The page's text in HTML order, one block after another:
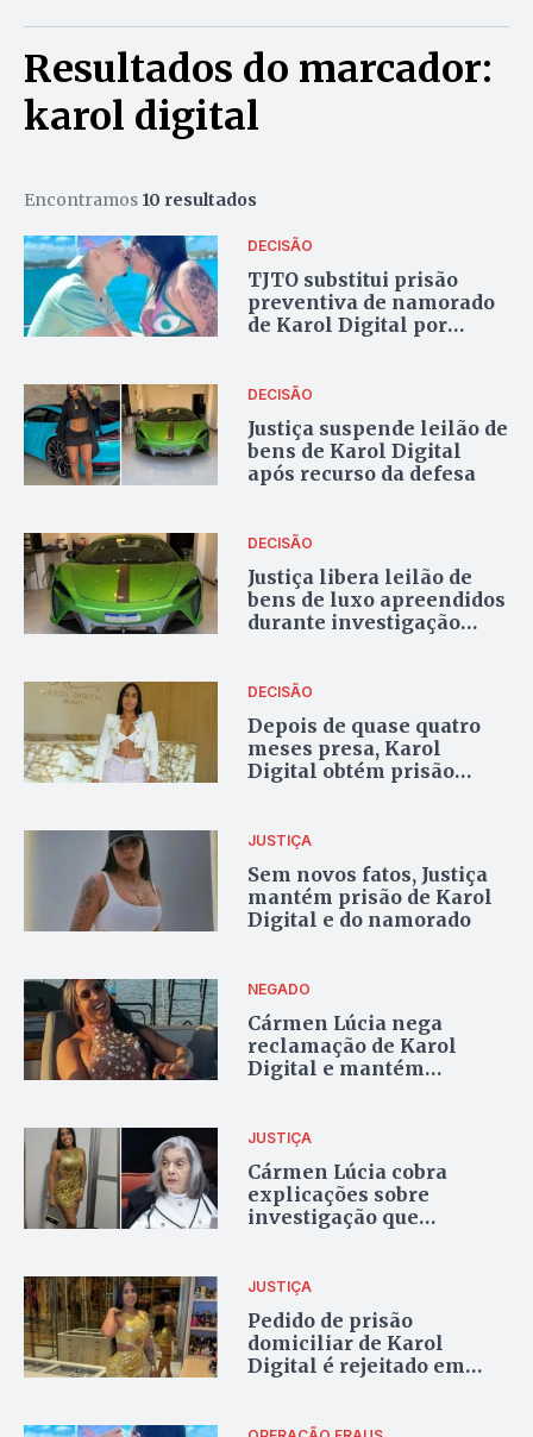
Resultados do marcador:
karol digital
Encontramos 10 resultados
DECISÃO
TJTO substitui prisão
preventiva de namorado
de Karol Digital por
DECISÃO
Justiça suspende leilão de
bens de Karol Digital
após recurso da defesa
DECISÃO
Justiça libera leilão de
bens de luxo apreendidos
durante investigação
DECISÃO
Depois de quase quatro
meses presa, Karol
Digital obtém prisão
JUSTIÇA
Sem novos fatos, Justiça
mantém prisão de Karol
Digital e do namorado
NEGADO
Cármen Lúcia nega
reclamação de Karol
Digital e mantém
JUSTIÇA
Cármen Lúcia cobra
explicações sobre
investigação que
JUSTIÇA
Pedido de prisão
domiciliar de Karol
Digital é rejeitado em